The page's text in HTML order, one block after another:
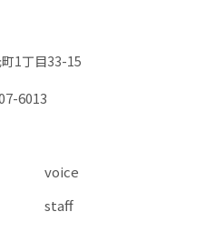
1丁目33-15
6013
voice
staff